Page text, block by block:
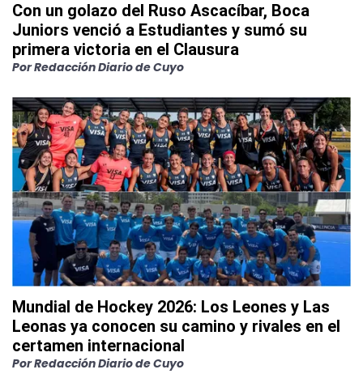
Con un golazo del Ruso Ascacíbar, Boca
Juniors venció a Estudiantes y sumó su
primera victoria en el Clausura
PorRedacción Diario de Cuyo
Mundial de Hockey 2026: Los Leones y Las
Leonas ya conocen su camino y rivales en el
certamen internacional
PorRedacción Diario de Cuyo